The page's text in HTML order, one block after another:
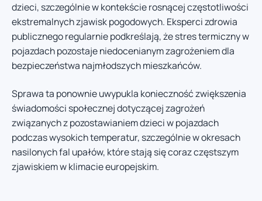
dzieci, szczególnie w kontekście rosnącej częstotliwości
ekstremalnych zjawisk pogodowych. Eksperci zdrowia
publicznego regularnie podkreślają, że stres termiczny w
pojazdach pozostaje niedocenianym zagrożeniem dla
bezpieczeństwa najmłodszych mieszkańców.
Sprawa ta ponownie uwypukla konieczność zwiększenia
świadomości społecznej dotyczącej zagrożeń
związanych z pozostawianiem dzieci w pojazdach
podczas wysokich temperatur, szczególnie w okresach
nasilonych fal upałów, które stają się coraz częstszym
zjawiskiem w klimacie europejskim.